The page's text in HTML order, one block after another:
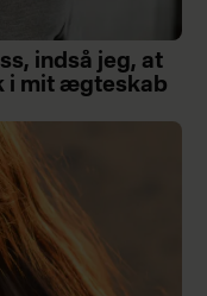
indså jeg, at
i mit ægteskab